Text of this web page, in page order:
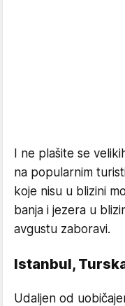
I ne plašite se
na popularnim
koje nisu u blizini
banja i jezera u
avgustu zaboravi.
Istanbul,
Udaljen od